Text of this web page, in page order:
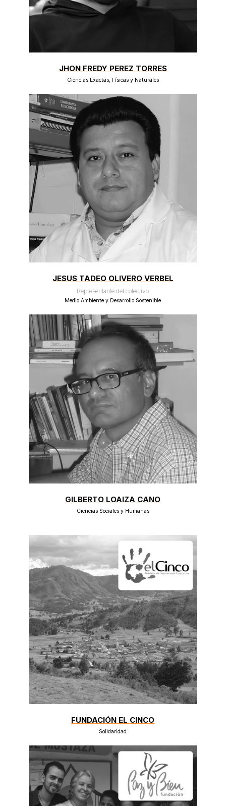
JHON FREDY PEREZ TORRES
Ciencias Exactas, Físicas y Naturales
JESUS TADEO OLIVERO VERBEL
Representante del colectivo
Medio Ambiente y Desarrollo Sostenible
GILBERTO LOAIZA CANO
Ciencias Sociales y Humanas
FUNDACIÓN EL CINCO
Solidaridad